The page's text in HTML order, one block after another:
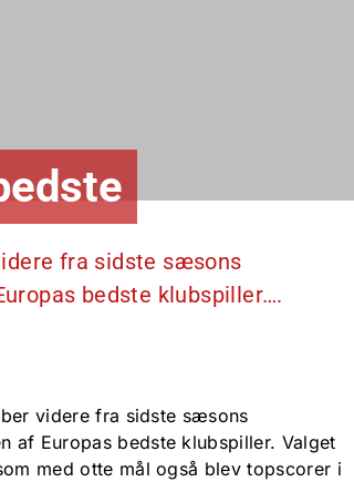
fra sidste sæsons
bedste klubspiller….
videre fra sidste sæsons
af Europas bedste klubspiller. Valget
med otte mål også blev topscorer i